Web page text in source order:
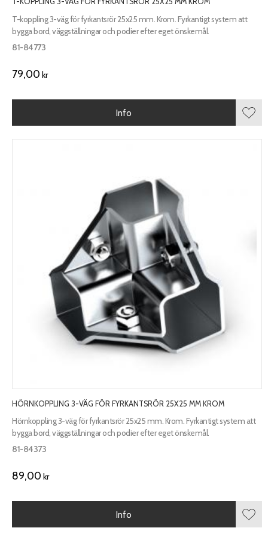
T-koppling 3-väg för fyrkantsrör 25x25 mm. Krom. Fyrkantigt system att
bygga bord, väggställningar och podier efter eget önskemål.
81-84773
79,00 kr
Info
HÖRNKOPPLING 3-VÄG FÖR FYRKANTSRÖR 25X25 MM KROM
Hörnkoppling 3-väg för fyrkantsrör 25x25 mm. Krom. Fyrkantigt system att
bygga bord, väggställningar och podier efter eget önskemål.
81-84373
89,00 kr
Info